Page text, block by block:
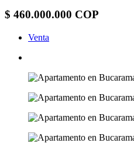
$ 460.000.000 COP
Venta